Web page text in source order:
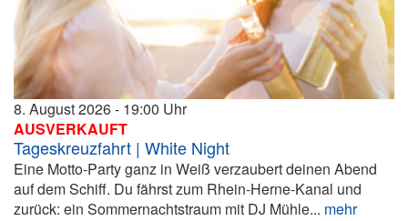
8. August 2026
19:00
AUSVERKAUFT
Tageskreuzfahrt | White Night
Eine Motto-Party ganz in Weiß verzaubert deinen Abend
auf dem Schiff. Du fährst zum Rhein-Herne-Kanal und
zurück: ein Sommernachtstraum mit DJ Mühle... mehr